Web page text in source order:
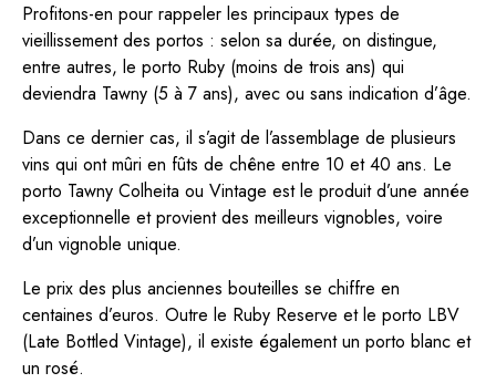
Profitons-en pour rappeler les principaux types de
vieillissement des portos : selon sa durée, on distingue,
entre autres, le porto Ruby (moins de trois ans) qui
deviendra Tawny (5 à 7 ans), avec ou sans indication d’âge.
Dans ce dernier cas, il s’agit de l’assemblage de plusieurs
vins qui ont mûri en fûts de chêne entre 10 et 40 ans. Le
porto Tawny Colheita ou Vintage est le produit d’une année
exceptionnelle et provient des meilleurs vignobles, voire
d’un vignoble unique.
Le prix des plus anciennes bouteilles se chiffre en
centaines d’euros. Outre le Ruby Reserve et le porto LBV
(Late Bottled Vintage), il existe également un porto blanc et
un rosé.